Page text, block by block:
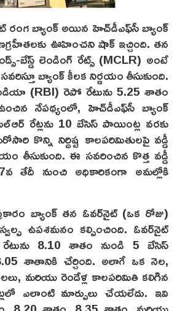
రంగ బ్యాంక్ అయిన హెచ్‎డీఎఫ్‎సీ బ్యాంక్
ఊహించని షాక్ ఇచ్చింది. తన
బేస్డ్ లెండింగ్ రేట్స్ (MCLR) అంటే
సవరిస్తూ బ్యాంక్ కీలక నిర్ణయం తీసుకుంది.
(RBI) రెపో రేటును 5.25 శాతం
నేపథ్యంలో, హెచ్‎డీఎఫ్‎సీ బ్యాంక్
రేట్లను 10 బేసిస్ పాయింట్ల వరకు
కొన్ని నిర్దిష్ట కాలపరిమితులపై వడ్డీ
తీసుకుంది. ఈ సవరించిన కొత్త వడ్డీ
తేదీ నుంచి అధికారికంగా అమల్లోకి
బ్యాంక్ తన ఓవర్‌నైట్ (ఒక రోజు)
ఉపశమనం కల్పించింది. ఓవర్‌నైట్
8.10 శాతం నుండి 5 బేసిస్
శాతానికి చేర్చింది. అలాగే ఒక నెల,
మరియు రెండేళ్ల కాలపరిమితి కలిగిన
ఎలాంటి మార్పులు చేయలేదు. ఇవి